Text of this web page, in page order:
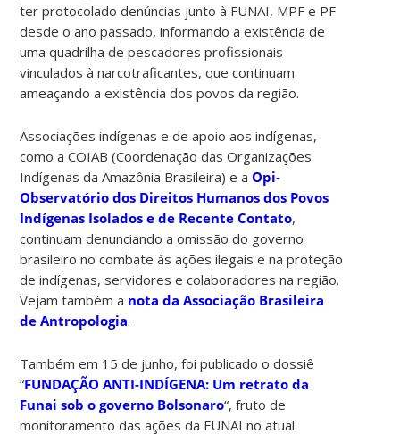
ter protocolado denúncias junto à FUNAI, MPF e PF
desde o ano passado, informando a existência de
uma quadrilha de pescadores profissionais
vinculados à narcotraficantes, que continuam
ameaçando a existência dos povos da região.
Associações indígenas e de apoio aos indígenas,
como a COIAB (Coordenação das Organizações
Indígenas da Amazônia Brasileira) e aOpi-
Observatório dos Direitos Humanos dos Povos
Indígenas Isolados e de Recente Contato,
continuam denunciando a omissão do governo
brasileiro no combate às ações ilegais e na proteção
de indígenas, servidores e colaboradores na região.
Vejam também a nota da Associação Brasileira
de Antropologia.
Também em 15 de junho, foi publicado o dossiê
“FUNDAÇÃO ANTI-INDÍGENA: Um retrato da
Funai sob o governo Bolsonaro“, fruto de
monitoramento das ações da FUNAI no atual